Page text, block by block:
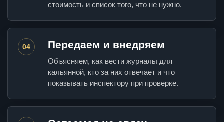
стоимость и список того, что не нужно.
04 Передаем и внедряем
Объясняем, как вести журналы для
кальянной, кто за них отвечает и что
показывать инспектору при проверке.